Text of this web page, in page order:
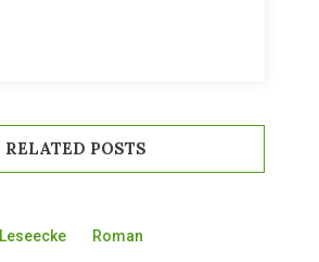
RELATED POSTS
Leseecke Roman